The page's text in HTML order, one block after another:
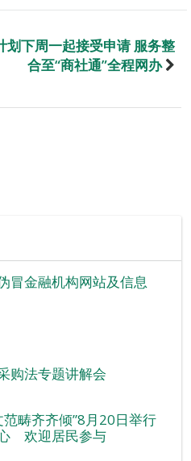
划下周一起接受申请 服务整
合至“商社通”全程网办
冒金融机构网站及信息
购法专题讲解会
范畴齐齐倾”8月20日举行
欢迎居民参与